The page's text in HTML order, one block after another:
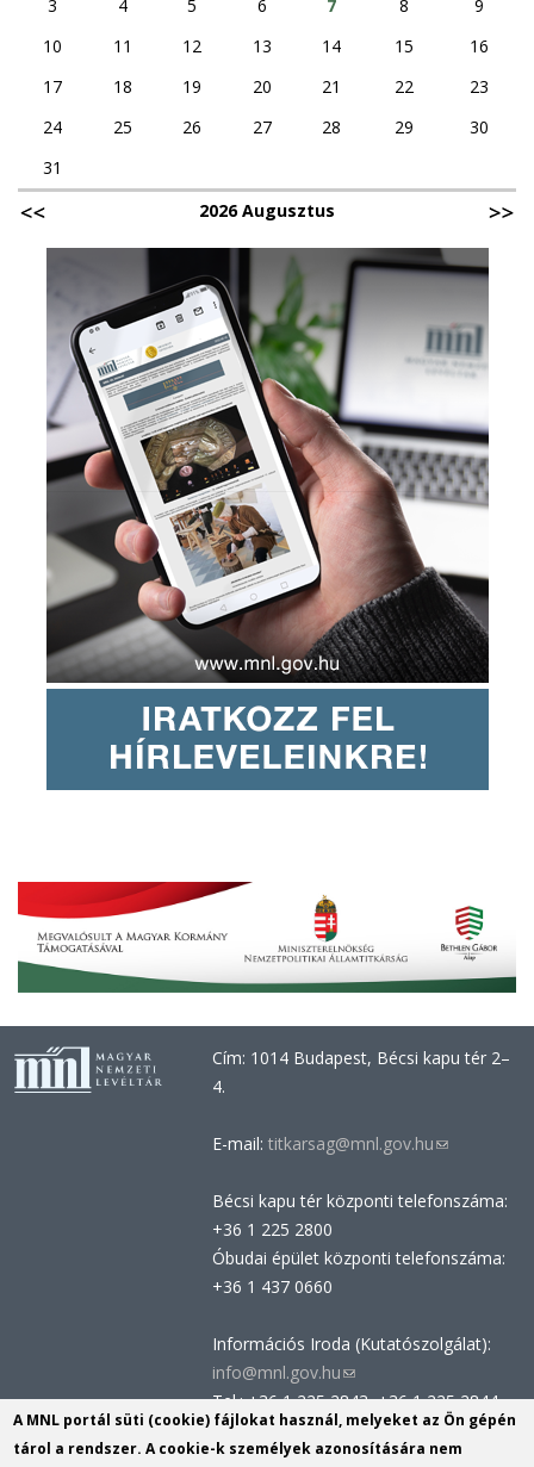
3
4 5 6 7 8
9
10
11 12 13 14 15
16
17
18 19 20 21 22
23
24
25 26 27 28 29
30
31
2026 Augusztus
Cím: 1014 Budapest, Bécsi kapu tér 2–
4.
E-mail: titkarsag@mnl.gov.hu(link
e-
Bécsi kapu tér központi telefonszáma:
+36 1 225 2800
Óbudai épület központi telefonszáma:
+36 1 437 0660
Információs Iroda (Kutatószolgálat):
info@mnl.gov.hu(link
sends
e-
mail)
Tel.: +36 1 225 2843, +36 1 225 2844
Postacím: 1014 Budapest, Bécsi kapu
tér 2-4.
A MNL portál süti (cookie) fájlokat használ, melyeket az Ön gépén
tárol a rendszer. A cookie-k személyek azonosítására nem